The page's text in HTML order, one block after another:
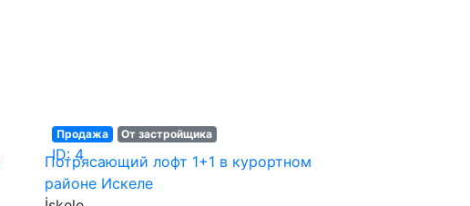
Продажа От застройщика
ID: 4
Потрясающий лофт 1+1 в курортном
районе Искеле